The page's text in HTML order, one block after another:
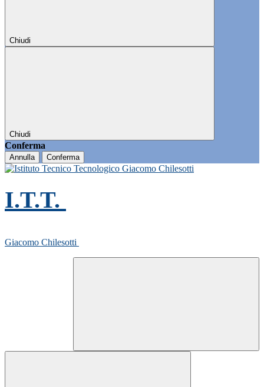
Chiudi
Chiudi
Conferma
Annulla Conferma
I.T.T.
Giacomo Chilesotti